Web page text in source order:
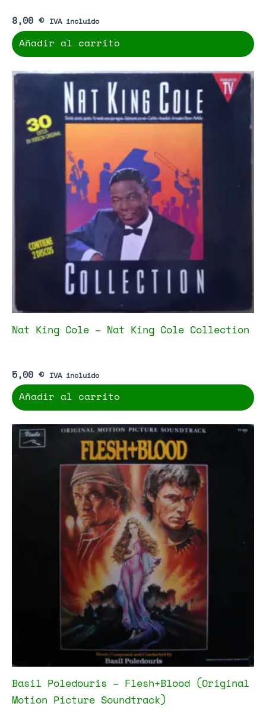
8,00 € IVA incluido
Añadir al carrito
Nat King Cole – Nat King Cole Collection
5,00 € IVA incluido
Añadir al carrito
Basil Poledouris – Flesh+Blood (Original
Motion Picture Soundtrack)